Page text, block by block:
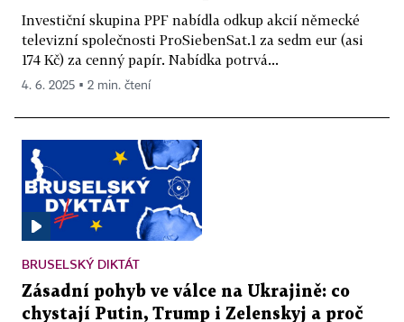
Investiční skupina PPF nabídla odkup akcií německé
televizní společnosti ProSiebenSat.1 za sedm eur (asi
174 Kč) za cenný papír. Nabídka potrvá...
4. 6. 2025 ▪ 2 min. čtení
BRUSELSKÝ DIKTÁT
Zásadní pohyb ve válce na Ukrajině: co
chystají Putin, Trump i Zelenskyj a proč